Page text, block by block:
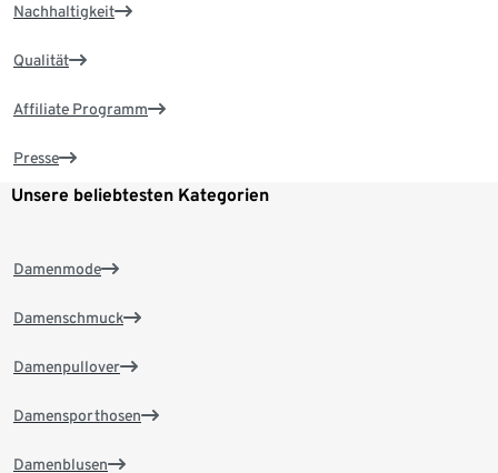
Nachhaltigkeit
Qualität
Affiliate Programm
Presse
Unsere beliebtesten Kategorien
Damenmode
Damenschmuck
Damenpullover
Damensporthosen
Damenblusen